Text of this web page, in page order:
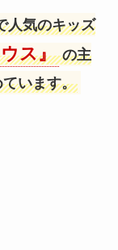
人気のキッズ
ス』 の主
います。